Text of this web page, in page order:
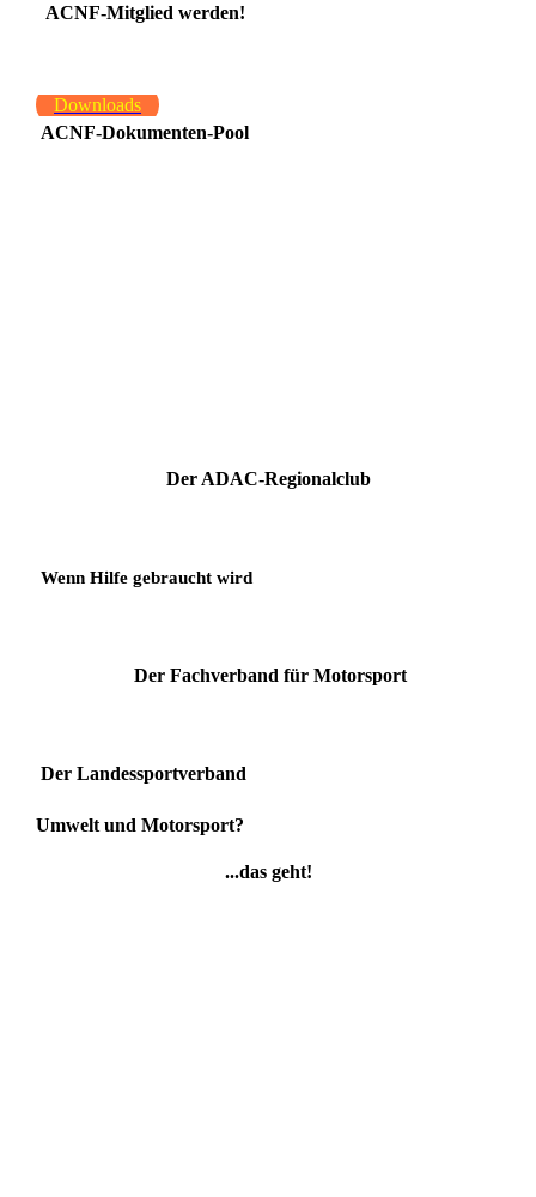
ACNF-Mitglied werden!
Downloads
ACNF-Dokumenten-Pool
Der ADAC-Regionalclub
Wenn Hilfe gebraucht wird
Der Fachverband für Motorsport
Der Landessportverband
Umwelt und Motorsport?
...das geht!